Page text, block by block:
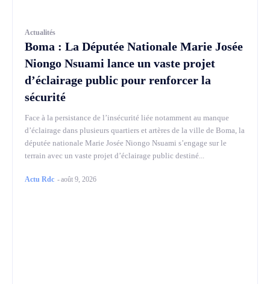
Actualités
Boma : La Députée Nationale Marie Josée
Niongo Nsuami lance un vaste projet
d’éclairage public pour renforcer la
sécurité
Face à la persistance de l’insécurité liée notamment au manque
d’éclairage dans plusieurs quartiers et artères de la ville de Boma, la
députée nationale Marie Josée Niongo Nsuami s’engage sur le
terrain avec un vaste projet d’éclairage public destiné...
Actu Rdc -août 9, 2026